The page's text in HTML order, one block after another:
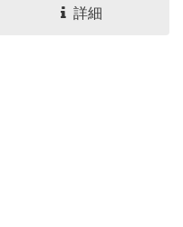
の生コーヒー豆を含む、拡
詳細